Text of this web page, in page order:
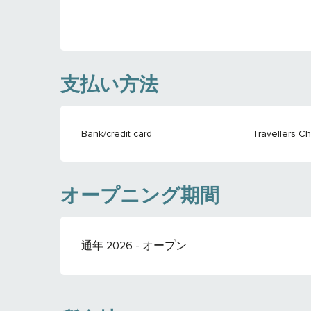
支払い方法
Bank/credit card Travellers
オープニング期間
通年 2026 - オープン